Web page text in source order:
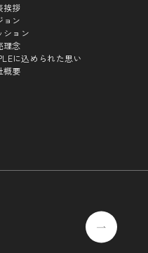
挨拶
ョン
ション
理念
に込められた思い
概要